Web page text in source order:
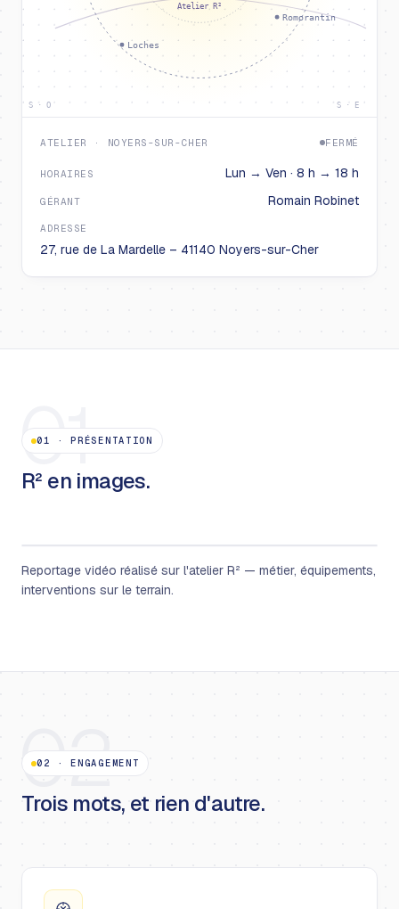
Romorantin
Loches
Atelier R²
S · O S · E
ATELIER · NOYERS-SUR-CHER FERMÉ
HORAIRES Lun → Ven · 8 h → 18 h
GÉRANT Romain Robinet
ADRESSE
27, rue de La Mardelle – 41140 Noyers-sur-Cher
01
01 ·PRÉSENTATION
R² en images.
Reportage vidéo réalisé sur l'atelier R² — métier, équipements,
interventions sur le terrain.
02
02 ·ENGAGEMENT
Trois mots, et rien d'autre.